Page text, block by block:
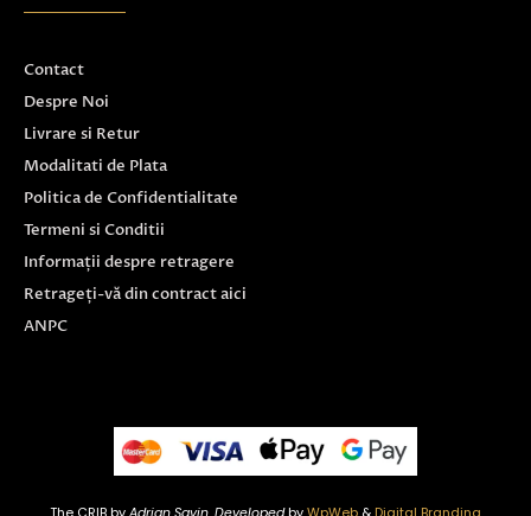
Contact
Despre Noi
Livrare si Retur
Modalitati de Plata
Politica de Confidentialitate
Termeni si Conditii
Informații despre retragere
Retrageți-vă din contract aici
ANPC